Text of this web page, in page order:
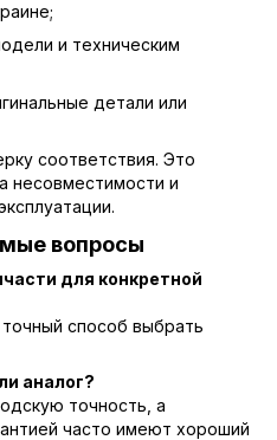
и техническим
детали или
соответствия. Это
несовместимости и
вопросы
для конкретной
способ выбрать
аналог?
точность, а
часто имеют хороший